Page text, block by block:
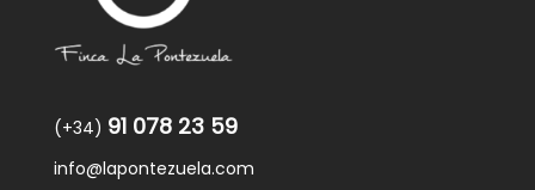
(+34) 91 078 23 59
info@lapontezuela.com